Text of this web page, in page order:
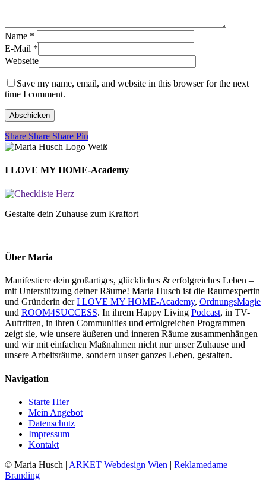
Name *
E-Mail *
Webseite
Save my name, email, and website in this browser for the next
time I comment.
Share
Share Share Share Pin
I LOVE MY HOME-Academy
Gestalte dein Zuhause zum Kraftort
Über Maria
Manifestiere dein großartiges, glückliches & erfolgreiches Leben –
mit Unterstützung deiner Räume! Maria Husch ist die Raumexpertin
und Gründerin derI LOVE MY HOME-Academy, OrdnungsMagie
und ROOM4SUCCESS. In ihrem Happy Living Podcast, in TV-
Auftritten, in ihren Communities und erfolgreichen Programmen
zeigt sie, wie unsere äußeren und inneren Räume zusammenhängen
und wir mit einfachen Maßnahmen nicht nur unser Zuhause und
unsere Arbeitsräume, sondern unser ganzes Leben, gestalten.
Navigation
Starte Hier
Mein Angebot
Datenschutz
Impressum
Kontakt
© Maria Husch | ARKET Webdesign Wien | Reklamedame
Branding